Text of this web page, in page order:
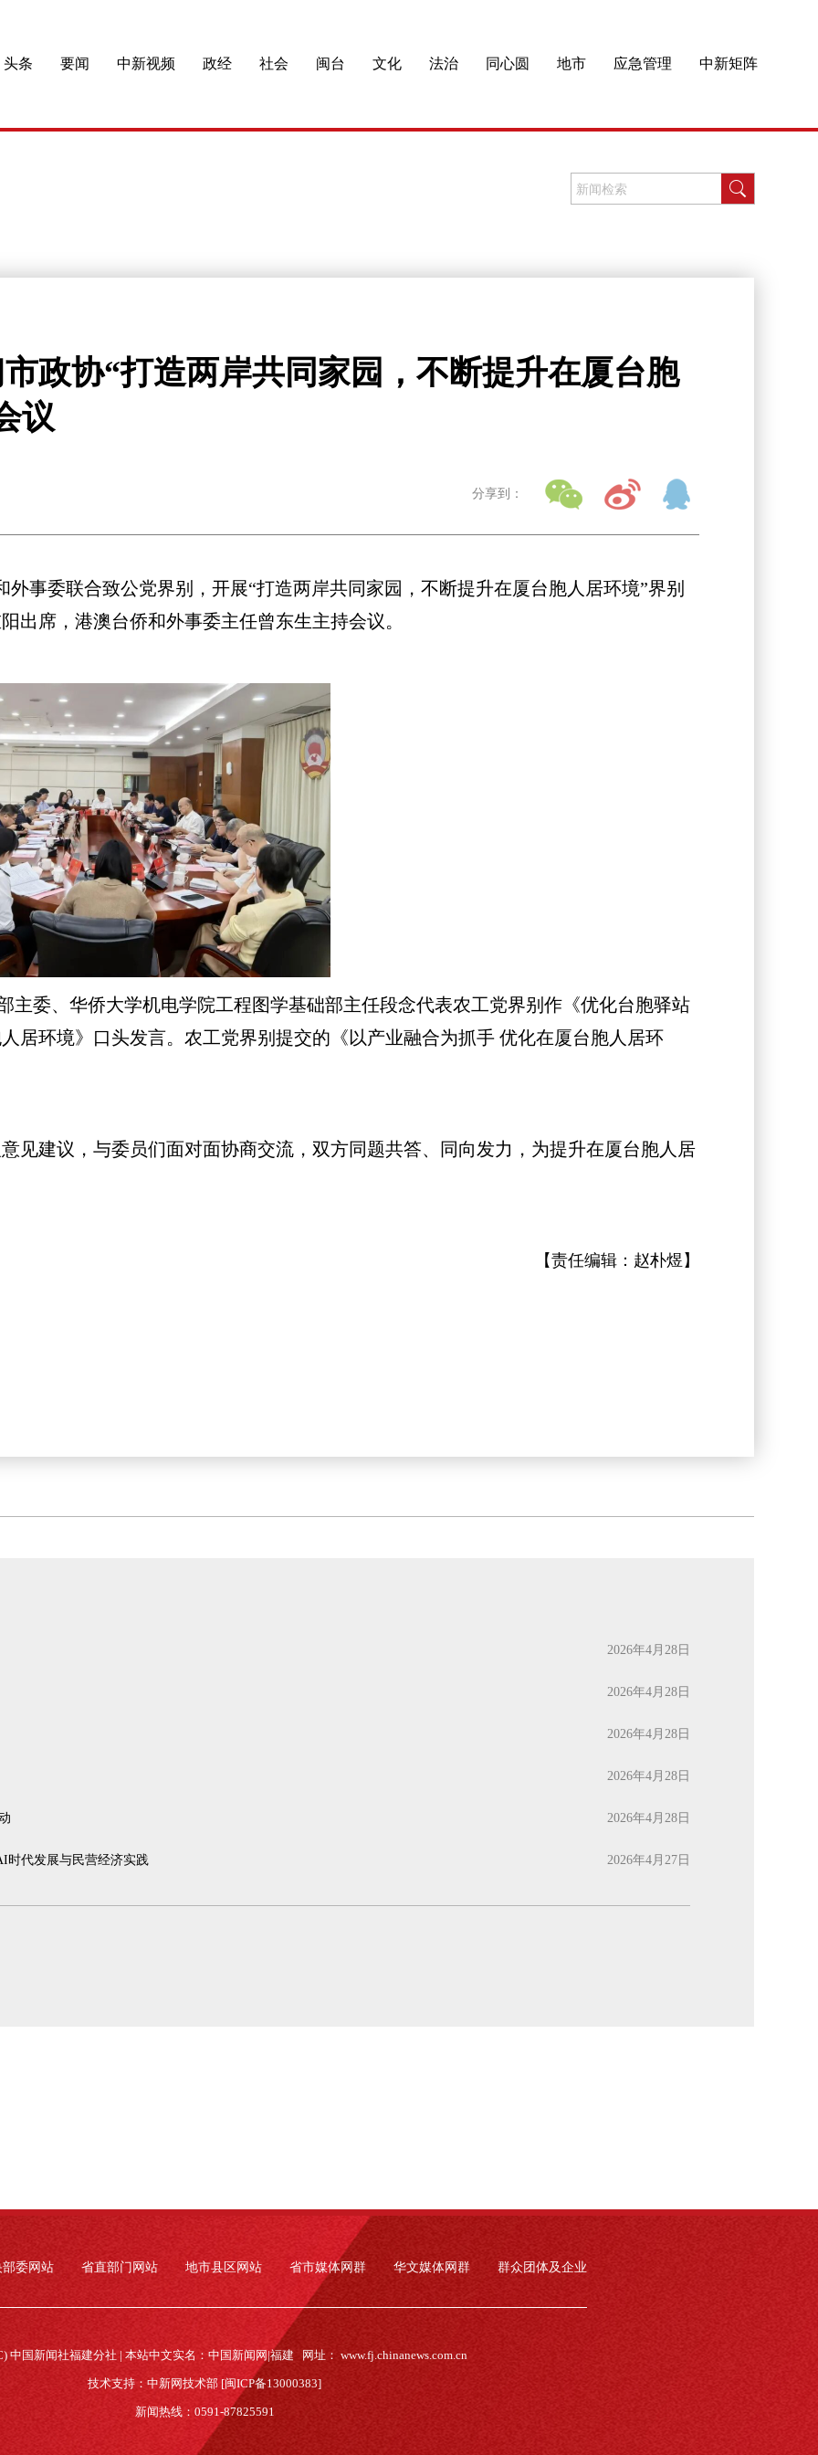
头条 要闻 中新视频 政经 社会 闽台 文化 法治 同心圆 地市 应急管理 中新矩阵
政协“打造两岸共同家园，不断提升在厦台胞
议
分享到：
委联合致公党界别，开展“打造两岸共同家园，不断提升在厦台胞人居环境”界别
出席，港澳台侨和外事委主任曾东生主持会议。
、华侨大学机电学院工程图学基础部主任段念代表农工党界别作《优化台胞驿站
居环境》口头发言。农工党界别提交的《以产业融合为抓手 优化在厦台胞人居环
建议，与委员们面对面协商交流，双方同题共答、同向发力，为提升在厦台胞人居
【责任编辑： 赵朴煜 】
2026年4月28日
2026年4月28日
2026年4月28日
2026年4月28日
2026年4月28日
时代发展与民营经济实践 2026年4月27日
委网站 省直部门网站 地市县区网站 省市媒体网群 华文媒体网群 群众团体及企业
中国新闻社福建分社 | 本站中文实名：中国新闻网|福建 网址： www.fj.chinanews.com.cn
技术支持：中新网技术部 [闽ICP备13000383]
新闻热线：0591-87825591